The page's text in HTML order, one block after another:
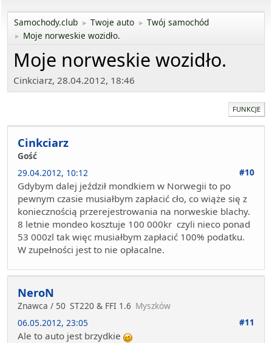
Samochody.club ► Twoje auto ► Twój samochód
► Moje norweskie wozidło.
Moje norweskie wozidło.
Cinkciarz, 28.04.2012, 18:46
FUNKCJE
Cinkciarz
Gość
29.04.2012, 10:12
#10
Gdybym dalej jeździł mondkiem w Norwegii to po
pewnym czasie musiałbym zapłacić cło, co wiąże się z
koniecznością przerejestrowania na norweskie blachy.
8 letnie mondeo kosztuje 100 000kr czyli nieco ponad
53 000zl tak więc musiałbym zapłacić 100% podatku.
W zupełności jest to nie opłacalne.
NeroN
Znawca / 50 ST220 & FFI 1.6 Myszków
06.05.2012, 23:05
#11
Ale to auto jest brzydkie